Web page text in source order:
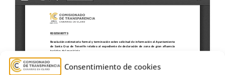
Consentimiento de cookies